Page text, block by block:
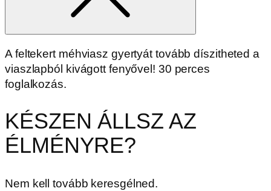
A feltekert méhviasz gyertyát tovább díszitheted a
viaszlapból kivágott fenyővel! 30 perces
foglalkozás.
KÉSZEN ÁLLSZ AZ
ÉLMÉNYRE?
Nem kell tovább keresgélned.